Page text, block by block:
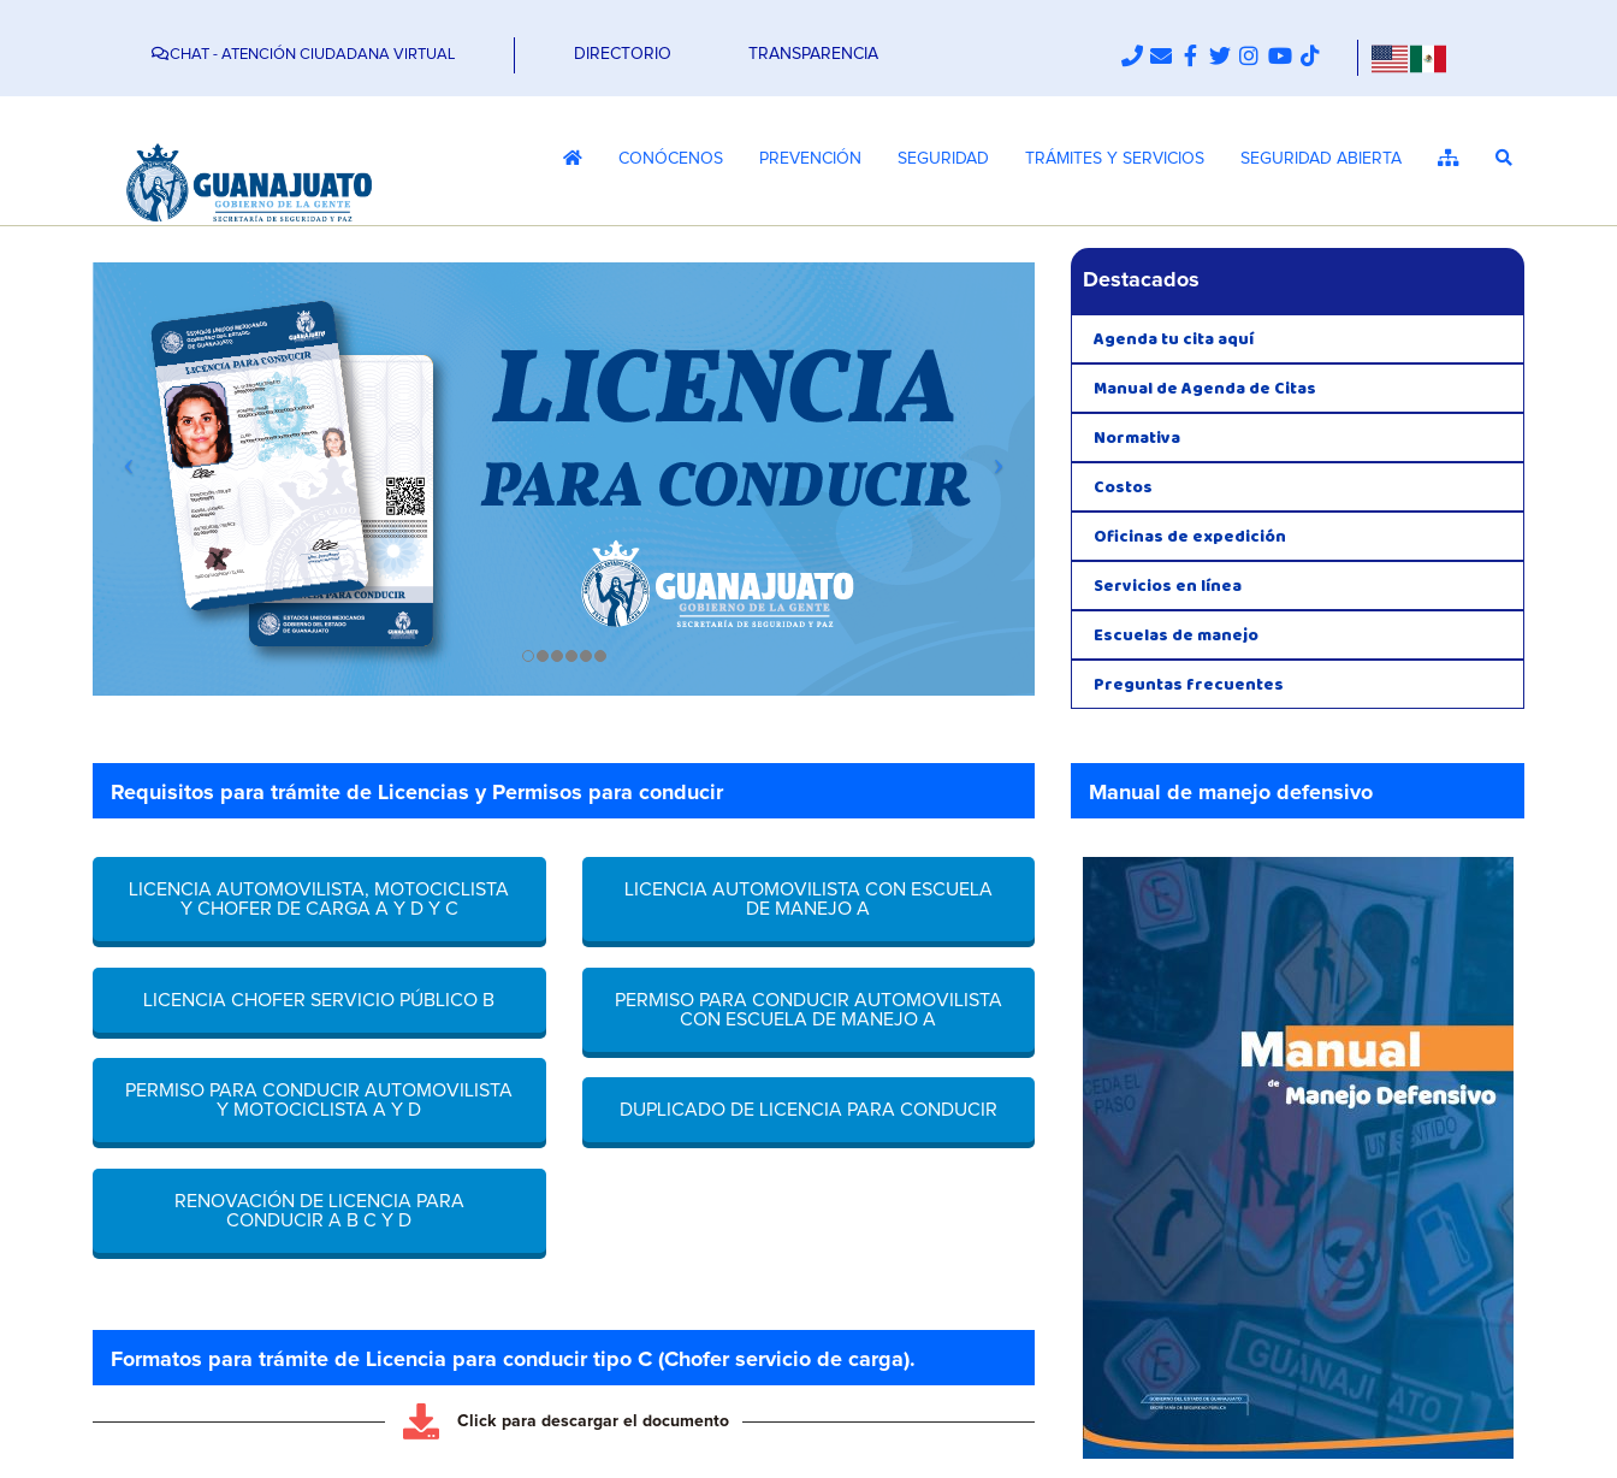
CHAT - ATENCIÓN CIUDADANA VIRTUAL DIRECTORIO TRANSPARENCIA
CONÓCENOS PREVENCIÓN SEGURIDAD TRÁMITES Y SERVICIOS SEGURIDAD ABIERTA
Destacados
Agenda tu cita aquí
Manual de Agenda de Citas
Normativa
Costos
Oficinas de expedición
Servicios en línea
Escuelas de manejo
Preguntas frecuentes
Requisitos para trámite de Licencias y Permisos para conducir
LICENCIA AUTOMOVILISTA, MOTOCICLISTA
Y CHOFER DE CARGA A Y D Y C
LICENCIA CHOFER SERVICIO PÚBLICO B
PERMISO PARA CONDUCIR AUTOMOVILISTA
Y MOTOCICLISTA A Y D
RENOVACIÓN DE LICENCIA PARA
CONDUCIR A B C Y D
LICENCIA AUTOMOVILISTA CON ESCUELA
DE MANEJO A
PERMISO PARA CONDUCIR AUTOMOVILISTA
CON ESCUELA DE MANEJO A
DUPLICADO DE LICENCIA PARA CONDUCIR
Formatos para trámite de Licencia para conducir tipo C (Chofer servicio de carga).
Click para descargar el documento
Manual de manejo defensivo